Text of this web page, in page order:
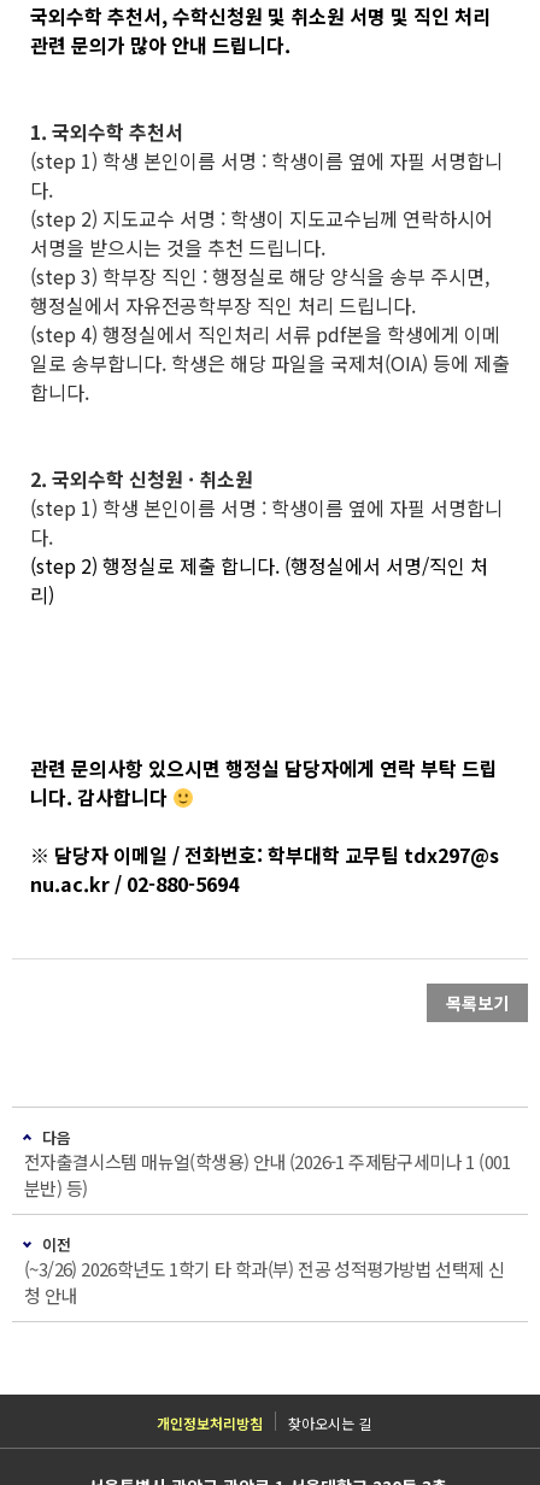
국외수학 추천서, 수학신청원 및 취소원 서명 및 직인 처리
관련 문의가 많아 안내 드립니다.
1. 국외수학 추천서
(step 1) 학생 본인이름 서명 : 학생이름 옆에 자필 서명합니
다.
(step 2) 지도교수 서명 : 학생이 지도교수님께 연락하시어
서명을 받으시는 것을 추천 드립니다.
(step 3) 학부장 직인 : 행정실로 해당 양식을 송부 주시면,
행정실에서 자유전공학부장 직인 처리 드립니다.
(step 4) 행정실에서 직인처리 서류 pdf본을 학생에게 이메
일로 송부합니다. 학생은 해당 파일을 국제처(OIA) 등에 제출
합니다.
2. 국외수학 신청원 · 취소원
(step 1) 학생 본인이름 서명 : 학생이름 옆에 자필 서명합니
다.
(step 2) 행정실로 제출 합니다. (행정실에서 서명/직인 처
리)
관련 문의사항 있으시면 행정실 담당자에게 연락 부탁 드립
니다. 감사합니다
※ 담당자 이메일 / 전화번호: 학부대학 교무팀 tdx297@s
nu.ac.kr / 02-880-5694
목록보기
다음
전자출결시스템 매뉴얼(학생용) 안내 (2026-1 주제탐구세미나 1 (001
분반) 등)
이전
(~3/26) 2026학년도 1학기 타 학과(부) 전공 성적평가방법 선택제 신
청 안내
개인정보처리방침 찾아오시는 길